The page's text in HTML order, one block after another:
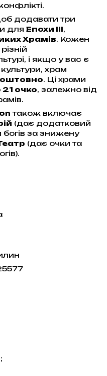
додавати три
для Епохи III,
Храмів. Кожен
і якщо у вас є
храм
. Ці храми
21 очко, залежно від
також включає
(дає додатковий
богів за знижену
(дає очки та